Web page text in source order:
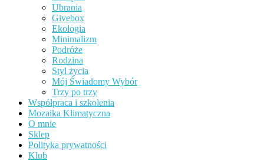
Ubrania
Givebox
Ekologia
Minimalizm
Podróże
Rodzina
Styl życia
Mój Świadomy Wybór
Trzy po trzy
Współpraca i szkolenia
Mozaika Klimatyczna
O mnie
Sklep
Polityka prywatności
Klub